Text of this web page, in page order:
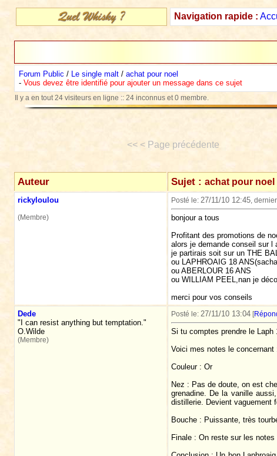
Navigation rapide :
Forum Public / Le single malt/ achat pour noel
- Vous devez être identifié pour ajouter un message dans ce sujet
Il y a en tout 24 visiteurs en ligne :: 24 inconnus et 0 membre.
<< < Page précédente
Auteur Sujet : achat pour noel
rickyloulou
(Membre)
Posté le: 27/11/10 12:45,
bonjour a tous
Profitant des promotions de
alors je demande conseil sur
je partirais soit sur un THE
ou LAPHROAIG 18
ou ABERLOUR 16 ANS
ou WILLIAM PEEL,nan je
merci pour vos conseils
Dede
"I can resist anything but temptation."
O.Wilde
(Membre)
Posté le: 27/11/10 13:04[
Si tu comptes prendre le
Voici mes notes le concernant
Couleur : Or
Nez : Pas de doute, on est
grenadine. De la vanille
distillerie. Devient vaguement
Bouche : Puissante, très
Finale : On reste sur les